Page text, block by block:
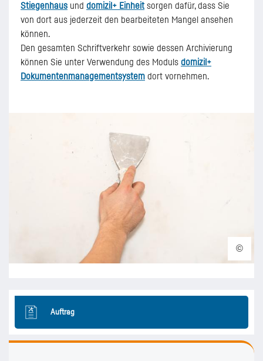
Stiegenhaus und domizil+ Einheit sorgen dafür, dass Sie
von dort aus jederzeit den bearbeiteten Mangel ansehen
können.
Den gesamten Schriftverkehr sowie dessen Archivierung
können Sie unter Verwendung des Moduls domizil+
Dokumentenmanagementsystem dort vornehmen.
©
Software
Funktionen
Auftrag